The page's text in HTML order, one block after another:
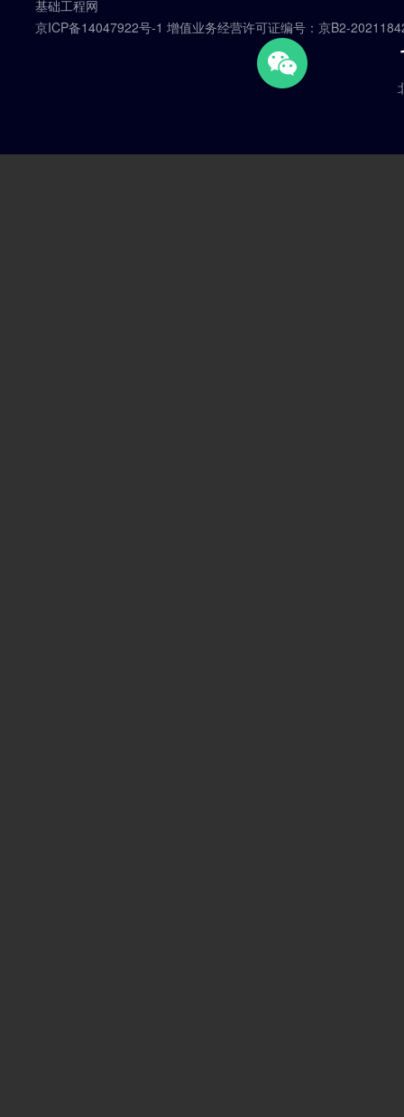
基础工程网
京ICP备14047922号-1 增值业务经营许可证编号：京B2-